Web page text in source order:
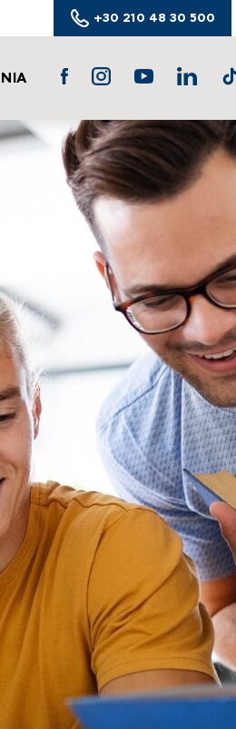
+30 210 48 30 500